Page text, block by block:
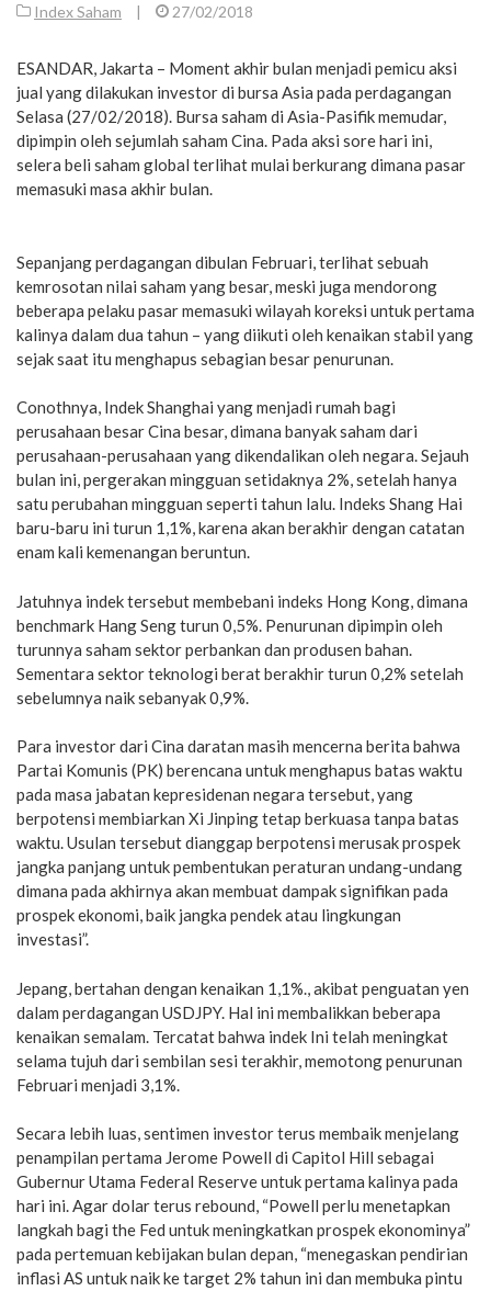
Index Saham | 27/02/2018
ESANDAR, Jakarta – Moment akhir bulan menjadi pemicu aksi
jual yang dilakukan investor di bursa Asia pada perdagangan
Selasa (27/02/2018). Bursa saham di Asia-Pasifik memudar,
dipimpin oleh sejumlah saham Cina. Pada aksi sore hari ini,
selera beli saham global terlihat mulai berkurang dimana pasar
memasuki masa akhir bulan.
Sepanjang perdagangan dibulan Februari, terlihat sebuah
kemrosotan nilai saham yang besar, meski juga mendorong
beberapa pelaku pasar memasuki wilayah koreksi untuk pertama
kalinya dalam dua tahun – yang diikuti oleh kenaikan stabil yang
sejak saat itu menghapus sebagian besar penurunan.
Conothnya, Indek Shanghai yang menjadi rumah bagi
perusahaan besar Cina besar, dimana banyak saham dari
perusahaan-perusahaan yang dikendalikan oleh negara. Sejauh
bulan ini, pergerakan mingguan setidaknya 2%, setelah hanya
satu perubahan mingguan seperti tahun lalu. Indeks Shang Hai
baru-baru ini turun 1,1%, karena akan berakhir dengan catatan
enam kali kemenangan beruntun.
Jatuhnya indek tersebut membebani indeks Hong Kong, dimana
benchmark Hang Seng turun 0,5%. Penurunan dipimpin oleh
turunnya saham sektor perbankan dan produsen bahan.
Sementara sektor teknologi berat berakhir turun 0,2% setelah
sebelumnya naik sebanyak 0,9%.
Para investor dari Cina daratan masih mencerna berita bahwa
Partai Komunis (PK) berencana untuk menghapus batas waktu
pada masa jabatan kepresidenan negara tersebut, yang
berpotensi membiarkan Xi Jinping tetap berkuasa tanpa batas
waktu. Usulan tersebut dianggap berpotensi merusak prospek
jangka panjang untuk pembentukan peraturan undang-undang
dimana pada akhirnya akan membuat dampak signifikan pada
prospek ekonomi, baik jangka pendek atau lingkungan
investasi”.
Jepang, bertahan dengan kenaikan 1,1%., akibat penguatan yen
dalam perdagangan USDJPY. Hal ini membalikkan beberapa
kenaikan semalam. Tercatat bahwa indek Ini telah meningkat
selama tujuh dari sembilan sesi terakhir, memotong penurunan
Februari menjadi 3,1%.
Secara lebih luas, sentimen investor terus membaik menjelang
penampilan pertama Jerome Powell di Capitol Hill sebagai
Gubernur Utama Federal Reserve untuk pertama kalinya pada
hari ini. Agar dolar terus rebound, “Powell perlu menetapkan
langkah bagi the Fed untuk meningkatkan prospek ekonominya”
pada pertemuan kebijakan bulan depan, “menegaskan pendirian
inflasi AS untuk naik ke target 2% tahun ini dan membuka pintu